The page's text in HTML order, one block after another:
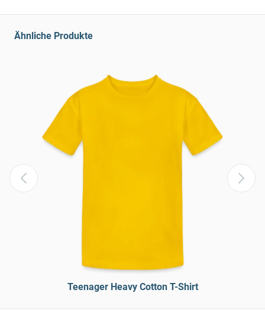
Ähnliche Produkte
Teenager Heavy Cotton T-Shirt